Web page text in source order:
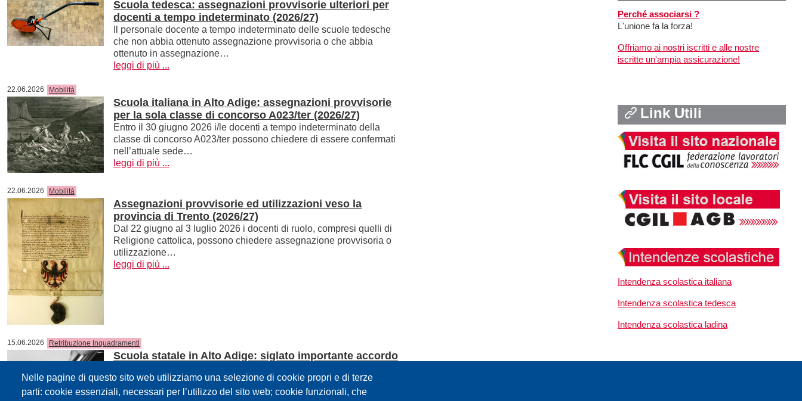
Nelle pagine di questo sito web utilizziamo una selezione di cookie propri e di terze
parti: cookie essenziali, necessari per l’utilizzo del sito web; cookie funzionali, che
Scuola tedesca: assegnazioni provvisorie ulteriori per
docenti a tempo indeterminato (2026/27)
Il personale docente a tempo indeterminato delle scuole tedesche
che non abbia ottenuto assegnazione provvisoria o che abbia
ottenuto in assegnazione…
leggi di più ...
22.06.2026 Mobilità
Scuola italiana in Alto Adige: assegnazioni provvisorie
per la sola classe di concorso A023/ter (2026/27)
Entro il 30 giugno 2026 i/le docenti a tempo indeterminato della
classe di concorso A023/ter possono chiedere di essere confermati
nell’attuale sede…
leggi di più ...
22.06.2026 Mobilità
Assegnazioni provvisorie ed utilizzazioni veso la
provincia di Trento (2026/27)
Dal 22 giugno al 3 luglio 2026 i docenti di ruolo, compresi quelli di
Religione cattolica, possono chiedere assegnazione provvisoria o
utilizzazione…
leggi di più ...
15.06.2026 Retribuzione Inquadramenti
Scuola statale in Alto Adige: siglato importante accordo
prevede aumenti lordi annui strutturali tra 2000 e 6000 euro,
secondo l’…
Perché associarsi ?
L'unione fa la forza!
Offriamo ai nostri iscritti e alle nostre
iscritte un'ampia assicurazione!
Link Utili
Intendenza scolastica italiana
Intendenza scolastica tedesca
Intendenza scolastica ladina